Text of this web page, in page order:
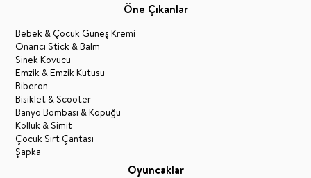
Öne Çıkanlar
Bebek & Çocuk Güneş Kremi
Onarıcı Stick & Balm
Sinek Kovucu
Emzik & Emzik Kutusu
Biberon
Bisiklet & Scooter
Banyo Bombası & Köpüğü
Kolluk & Simit
Çocuk Sırt Çantası
Şapka
Oyuncaklar